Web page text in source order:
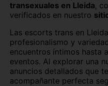
Guadalajara
Huelva
Jaén
León
transexuales en Lleida,
verificados en nuestro
Las escorts trans en
profesionalismo y
encuentros íntimos hasta
eventos. Al explorar una
anuncios detallados que
acompañante perfecta